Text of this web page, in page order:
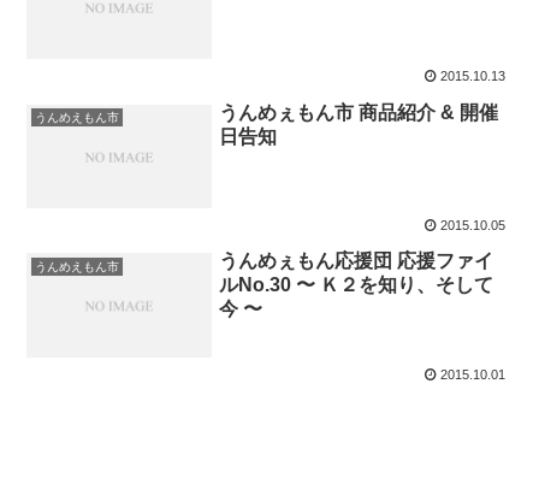
2015.10.13
うんめえもん市
うんめぇもん市 商品紹介 & 開催
日告知
2015.10.05
うんめえもん市
うんめぇもん応援団 応援ファイ
ルNo.30 〜 Ｋ２を知り、そして
今 〜
2015.10.01